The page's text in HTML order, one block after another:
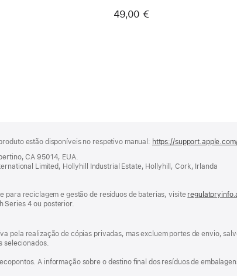
49,00 €
estão disponíveis no respetivo manual: https://
CA 95014, EUA.
Limited, Hollyhill Industrial Estate, Hollyhill, Cork, Irlanda
para reciclagem e gestão de resíduos de baterias, visite
Series 4 ou posterior.
pela realização de cópias privadas, mas excluem portes de envio,
selecionados.
A informação sobre o destino final dos resíduos de